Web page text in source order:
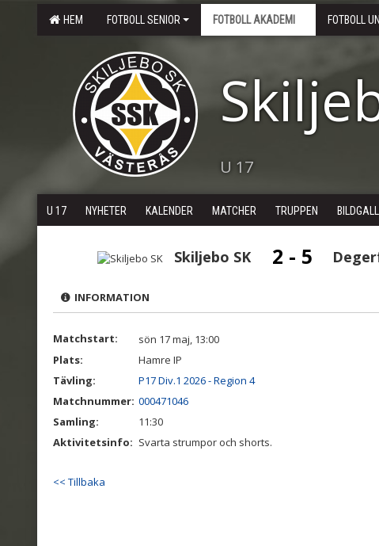
HEM FOTBOLL SENIOR FOTBOLL AKADEMI FOTBOLL
U 17
U 17 NYHETER KALENDER MATCHER TRUPPEN
Skiljebo SK 2 - 5
INFORMATION
Matchstart:
sön 17 maj, 13:00
Plats:
Hamre IP
Tävling:
P17 Div.1 2026 - Region 4
Matchnummer: 000471046
Samling:
11:30
Aktivitetsinfo: Svarta strumpor och shorts.
<< Tillbaka